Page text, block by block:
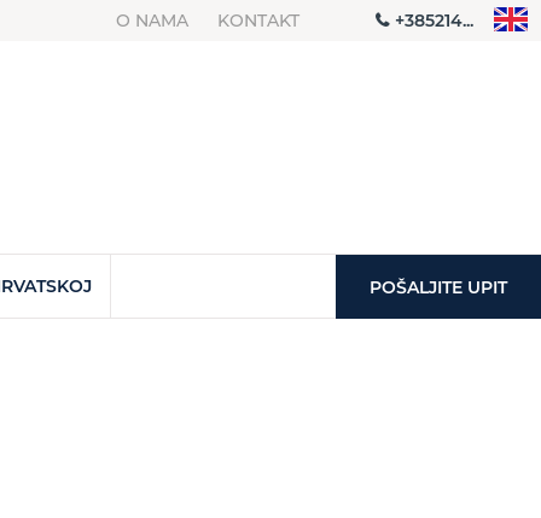
O NAMA KONTAKT +385214...
POŠALJITE UPIT